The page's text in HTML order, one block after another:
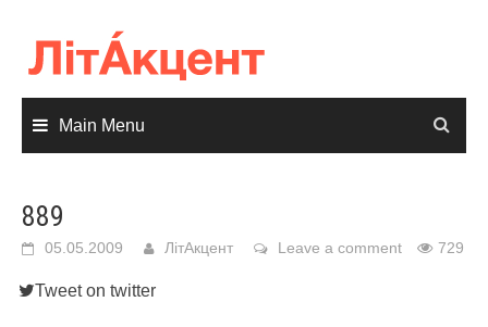
content
Main Menu
889
05.05.2009 ЛітАкцент Leave a comment 729
Tweet on twitter